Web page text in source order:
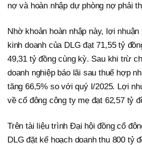
nợ và hoàn nhập dự phòng nợ phải
Nhờ khoản hoàn nhập này, lợi
kinh doanh của DLG đạt 71,55 tỷ
49,31 tỷ đồng cùng kỳ. Sau khi trừ
doanh nghiệp báo lãi sau thuế hợp
tăng 66,5% so với quý I/2025. Lợi
về cổ đông công ty mẹ đạt 62,57 tỷ
Trên tài liệu trình Đại hội đồng cổ
DLG đặt kế hoạch doanh thu 800 tỷ